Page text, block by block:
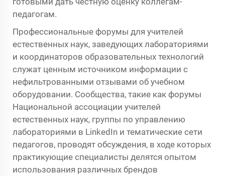
педагогам.
Профессиональные форумы для учителей
естественных наук, заведующих лабораториями
и координаторов образовательных технологий
служат ценным источником информации с
нефильтрованными отзывами об учебном
оборудовании. Сообщества, такие как форумы
Национальной ассоциации учителей
естественных наук, группы по управлению
лабораториями в LinkedIn и тематические сети
педагогов, проводят обсуждения, в ходе которых
практикующие специалисты делятся опытом
использования различных брендов